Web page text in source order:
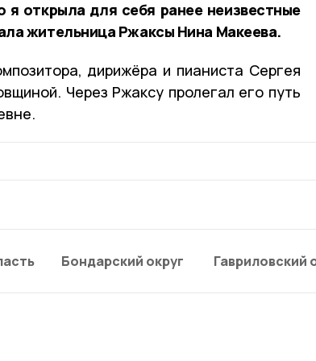
открыла для себя ранее неизвестные
жительница Ржаксы Нина Макеева.
дирижёра и пианиста Сергея
Через Ржаксу пролегал его путь
Бондарский округ Гавриловский